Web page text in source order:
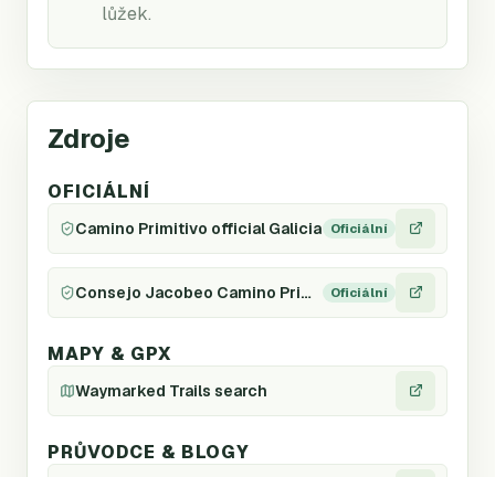
lůžek.
Zdroje
OFICIÁLNÍ
Camino Primitivo official Galicia Oficiální
Consejo Jacobeo Camino Primitivo Oficiální
MAPY & GPX
Waymarked Trails search
PRŮVODCE & BLOGY